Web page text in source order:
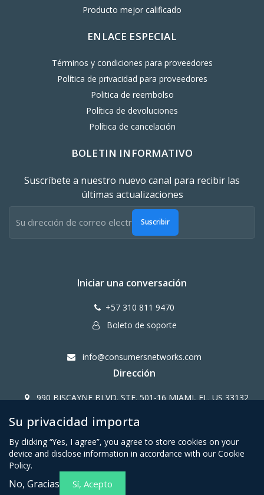
Producto mejor calificado
ENLACE ESPECIAL
Términos y condiciones para proveedores
Política de privacidad para proveedores
Politica de reembolso
Política de devoluciones
Política de cancelación
BOLETIN INFORMATIVO
Suscríbete a nuestro nuevo canal para recibir las
últimas actualizaciones
Suscribir
Iniciar una conversación
+57 310 811 9470
Boleto de soporte
info@consumersnetworks.com
Dirección
990 BISCAYNE BLVD. STE. 501-16 MIAMI, FL. US 33132
Copy Right CONSUMERS NETWORK@2024
Términos y condiciones para
Su privacidad importa
By clicking “Yes, I agree”, you agree to store cookies on your
device and disclose information in accordance with our Cookie
Policy.
No, Gracias Sí, Acepto